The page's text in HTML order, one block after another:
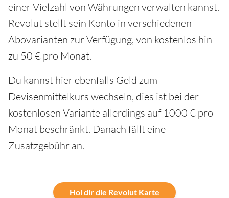
einer Vielzahl von Währungen verwalten kannst.
Revolut stellt sein Konto in verschiedenen
Abovarianten zur Verfügung, von kostenlos hin
zu 50 € pro Monat.
Du kannst hier ebenfalls Geld zum
Devisenmittelkurs wechseln, dies ist bei der
kostenlosen Variante allerdings auf 1000 € pro
Monat beschränkt. Danach fällt eine
Zusatzgebühr an.
Hol dir die Revolut Karte